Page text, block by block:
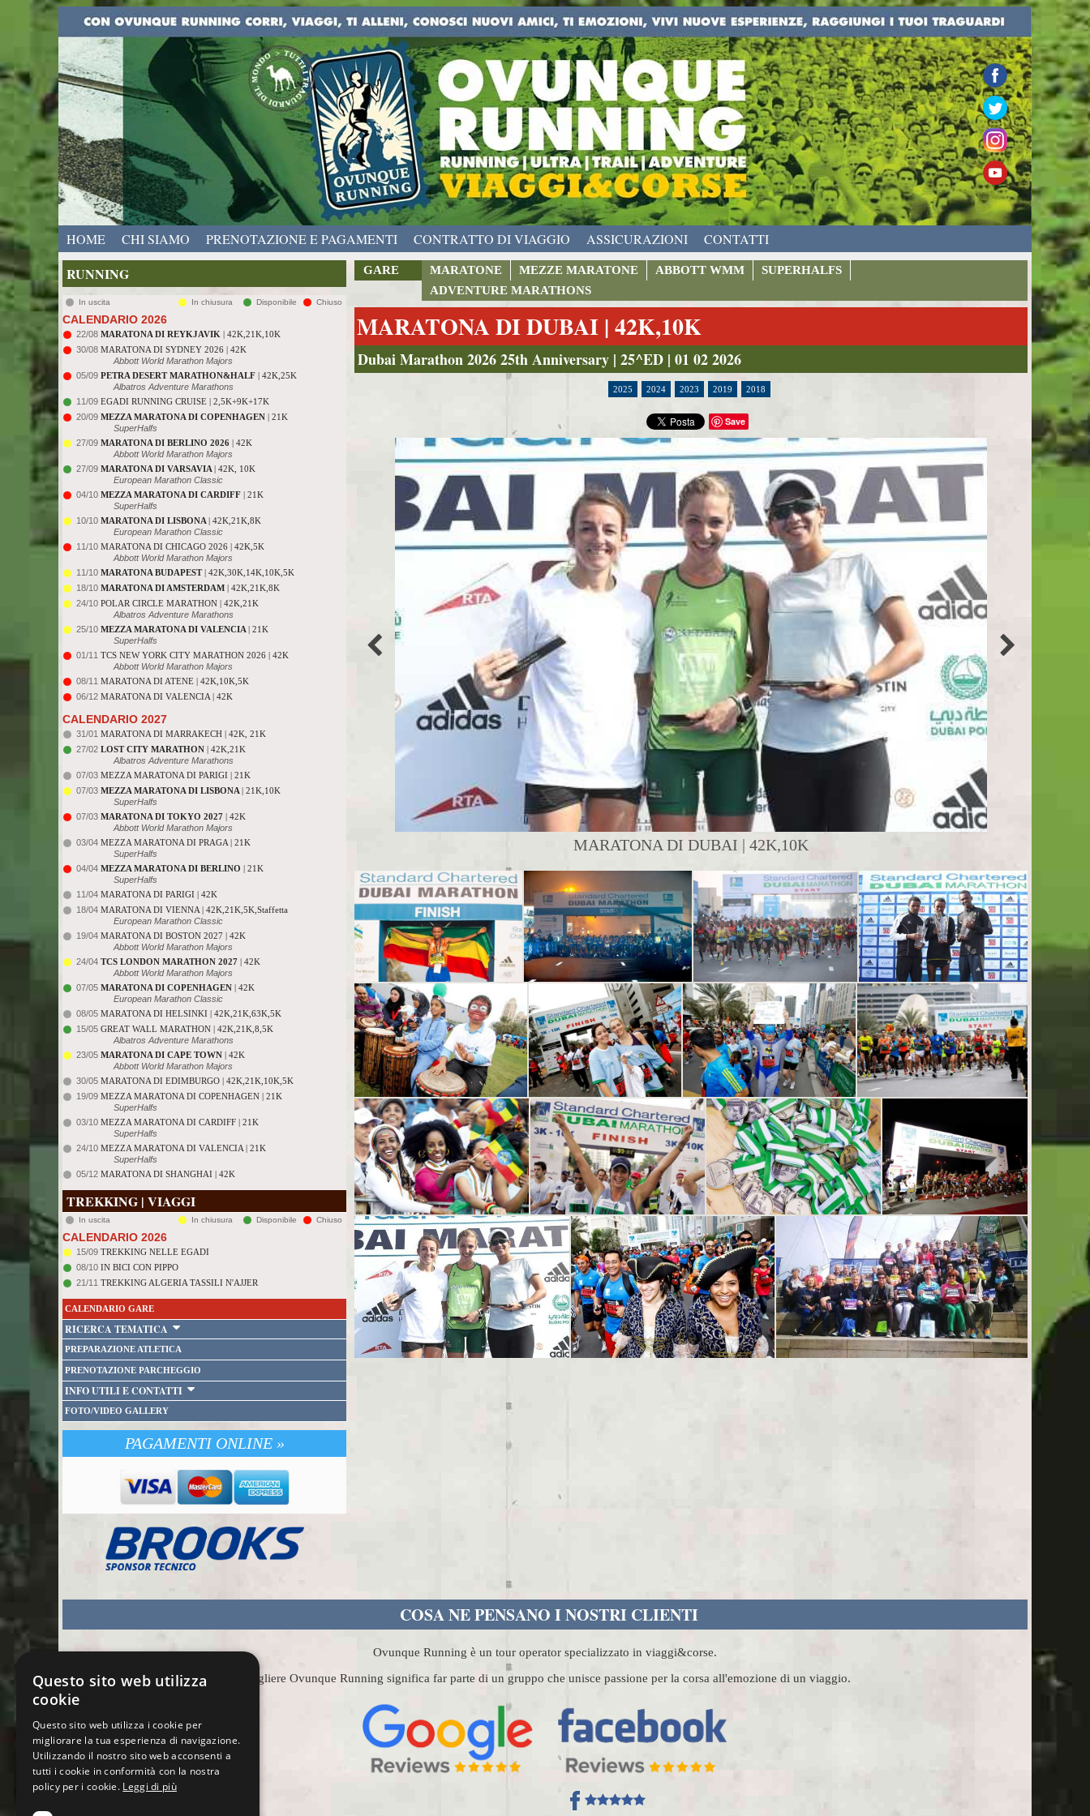
HOME CHI SIAMO PRENOTAZIONE E PAGAMENTI CONTRATTO DI VIAGGIO ASSICURAZIONI CONTATTI
RUNNING
In uscita In chiusura Disponibile Chiuso
CALENDARIO 2026
22/08 MARATONA DI REYKJAVIK | 42K,21K,10K
30/08 MARATONA DI SYDNEY 2026 | 42K
Abbott World Marathon Majors
05/09 PETRA DESERT MARATHON&HALF | 42K,25K
Albatros Adventure Marathons
11/09 EGADI RUNNING CRUISE | 2,5K+9K+17K
20/09 MEZZA MARATONA DI COPENHAGEN | 21K
SuperHalfs
27/09 MARATONA DI BERLINO 2026 | 42K
Abbott World Marathon Majors
27/09 MARATONA DI VARSAVIA | 42K, 10K
European Marathon Classic
04/10 MEZZA MARATONA DI CARDIFF | 21K
SuperHalfs
10/10 MARATONA DI LISBONA | 42K,21K,8K
European Marathon Classic
11/10 MARATONA DI CHICAGO 2026 | 42K,5K
Abbott World Marathon Majors
11/10 MARATONA BUDAPEST| 42K,30K,14K,10K,5K
18/10 MARATONA DI AMSTERDAM | 42K,21K,8K
24/10 POLAR CIRCLE MARATHON | 42K,21K
Albatros Adventure Marathons
25/10 MEZZA MARATONA DI VALENCIA | 21K
SuperHalfs
01/11 TCS NEW YORK CITY MARATHON 2026 | 42K
Abbott World Marathon Majors
08/11 MARATONA DI ATENE | 42K,10K,5K
06/12 MARATONA DI VALENCIA | 42K
CALENDARIO 2027
31/01 MARATONA DI MARRAKECH | 42K, 21K
27/02 LOST CITY MARATHON | 42K,21K
Albatros Adventure Marathons
07/03 MEZZA MARATONA DI PARIGI | 21K
07/03 MEZZA MARATONA DI LISBONA | 21K,10K
SuperHalfs
07/03 MARATONA DI TOKYO 2027 | 42K
Abbott World Marathon Majors
03/04 MEZZA MARATONA DI PRAGA | 21K
SuperHalfs
04/04 MEZZA MARATONA DI BERLINO | 21K
SuperHalfs
11/04 MARATONA DI PARIGI | 42K
18/04 MARATONA DI VIENNA | 42K,21K,5K,Staffetta
European Marathon Classic
19/04 MARATONA DI BOSTON 2027 | 42K
Abbott World Marathon Majors
24/04 TCS LONDON MARATHON 2027 | 42K
Abbott World Marathon Majors
07/05 MARATONA DI COPENHAGEN | 42K
European Marathon Classic
08/05 MARATONA DI HELSINKI | 42K,21K,63K,5K
15/05 GREAT WALL MARATHON | 42K,21K,8,5K
Albatros Adventure Marathons
23/05 MARATONA DI CAPE TOWN | 42K
Abbott World Marathon Majors
30/05 MARATONA DI EDIMBURGO | 42K,21K,10K,5K
19/09 MEZZA MARATONA DI COPENHAGEN | 21K
SuperHalfs
03/10 MEZZA MARATONA DI CARDIFF | 21K
SuperHalfs
24/10 MEZZA MARATONA DI VALENCIA | 21K
SuperHalfs
05/12 MARATONA DI SHANGHAI | 42K
TREKKING | VIAGGI
In uscita In chiusura Disponibile Chiuso
CALENDARIO 2026
15/09 TREKKING NELLE EGADI
08/10 IN BICI CON PIPPO
21/11 TREKKING ALGERIA TASSILI N'AJJER
CALENDARIO GARE
RICERCA TEMATICA
PREPARAZIONE ATLETICA
PRENOTAZIONE PARCHEGGIO
INFO UTILI E CONTATTI
FOTO/VIDEO GALLERY
PAGAMENTI ONLINE »
GARE MARATONE MEZZE MARATONE ABBOTT WMM
SUPERHALFS
ADVENTURE MARATHONS
MARATONA DI DUBAI | 42K,10K
Dubai Marathon 2026 25th Anniversary | 25^ED | 01 02 2026
2025 2024 2023 2019 2018
Save
MARATONA DI DUBAI | 42K,10K
COSA NE PENSANO I NOSTRI CLIENTI
Ovunque Running è un tour operator specializzato in viaggi&corse.
Scegliere Ovunque Running significa far parte di un gruppo che unisce passione per la corsa all'emozione di un viaggio.
Questo sito web utilizza
cookie
Questo sito web utilizza i cookie per
migliorare la tua esperienza di navigazione.
Utilizzando il nostro sito web acconsenti a
tutti i cookie in conformità con la nostra
policy per i cookie. Leggi di più